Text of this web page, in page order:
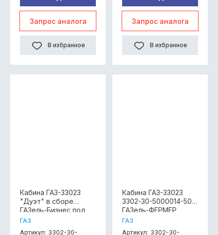
Запрос аналога
В избранное
Запрос аналога
В избранное
Кабина ГАЗ-33023
"Дуэт" в сборе
ГАЗель-Бизнес под
дв.4216,Евро-3,простой
ГАЗ
Артикул: 3302-30-
Кабина ГАЗ-33023
3302-30-5000014-50
ГАЗель-ФЕРМЕР
"Дуэт" в металле
ГАЗ
Артикул: 3302-30-